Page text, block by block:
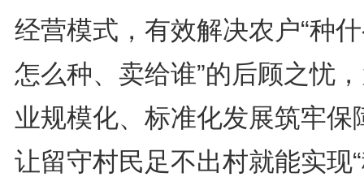
经营模式，有效解决农户“种
怎么种、卖给谁”的后顾之忧
业规模化、标准化发展筑牢保
让留守村民足不出村就能实现